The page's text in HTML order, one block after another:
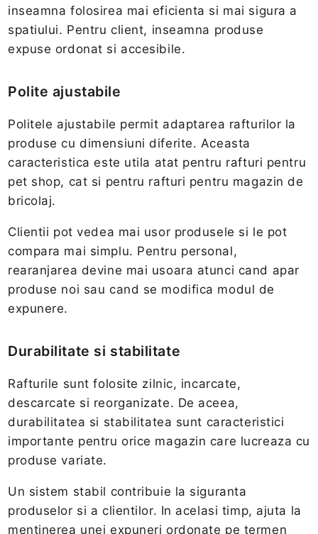
inseamna folosirea mai eficienta si mai sigura a
spatiului. Pentru client, inseamna produse
expuse ordonat si accesibile.
Polite ajustabile
Politele ajustabile permit adaptarea rafturilor la
produse cu dimensiuni diferite. Aceasta
caracteristica este utila atat pentru rafturi pentru
pet shop, cat si pentru rafturi pentru magazin de
bricolaj.
Clientii pot vedea mai usor produsele si le pot
compara mai simplu. Pentru personal,
rearanjarea devine mai usoara atunci cand apar
produse noi sau cand se modifica modul de
expunere.
Durabilitate si stabilitate
Rafturile sunt folosite zilnic, incarcate,
descarcate si reorganizate. De aceea,
durabilitatea si stabilitatea sunt caracteristici
importante pentru orice magazin care lucreaza cu
produse variate.
Un sistem stabil contribuie la siguranta
produselor si a clientilor. In acelasi timp, ajuta la
mentinerea unei expuneri ordonate pe termen